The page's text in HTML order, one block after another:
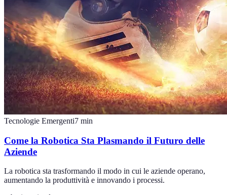
Tecnologie Emergenti7 min
Come la Robotica Sta Plasmando il Futuro delle
Aziende
La robotica sta trasformando il modo in cui le aziende operano,
aumentando la produttività e innovando i processi.